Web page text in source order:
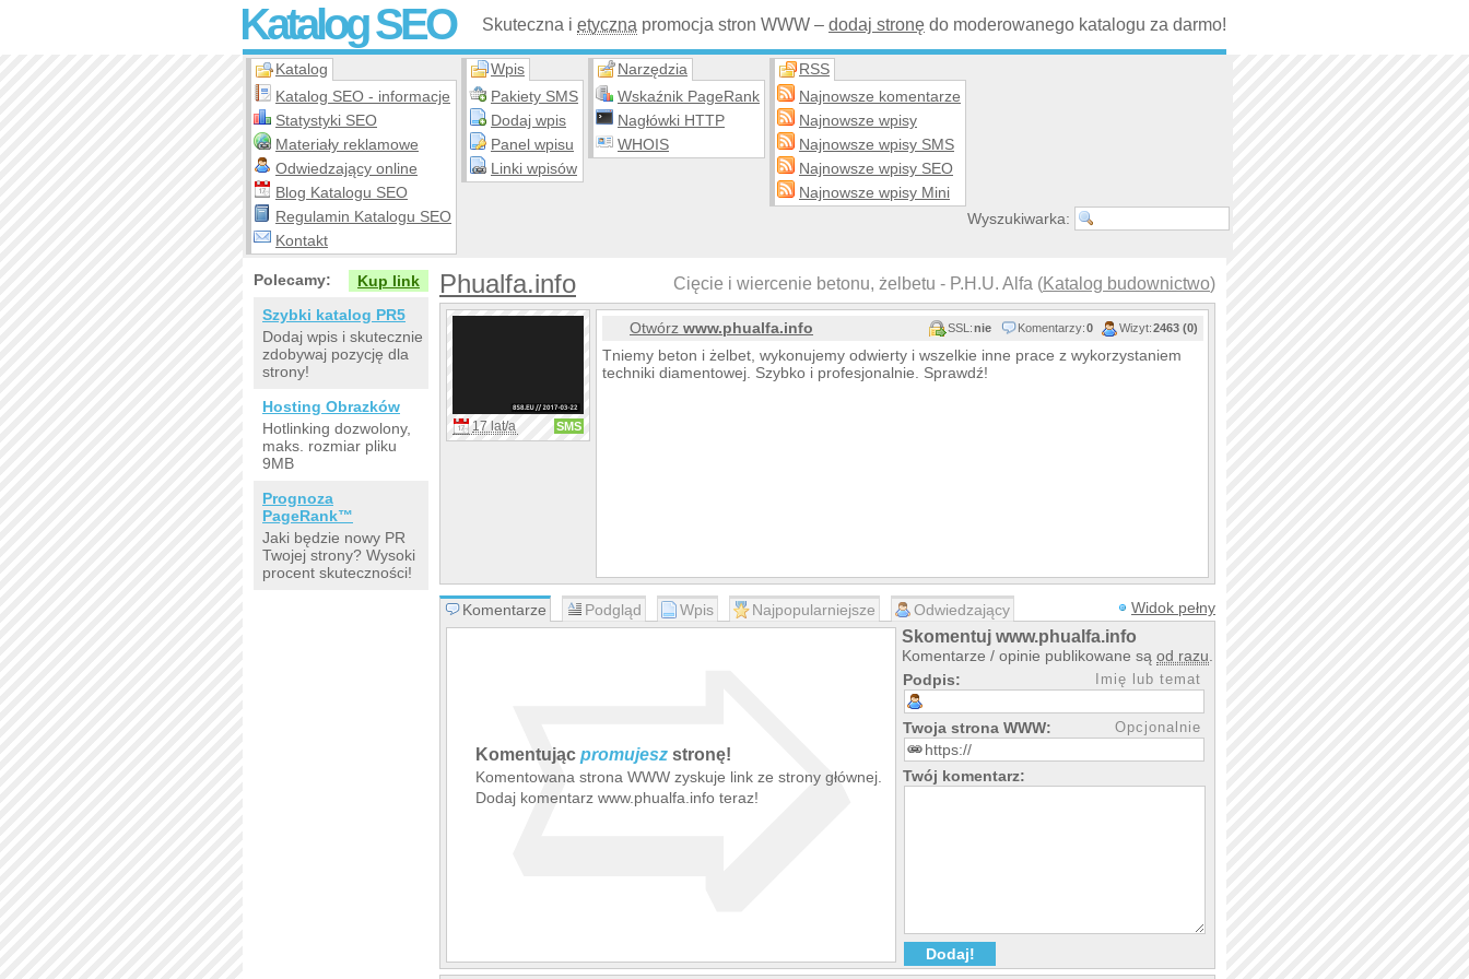
Katalog SEO Skuteczna i etyczna promocja stron WWW – dodaj stronę do moderowanego katalogu za darmo!
Katalog
Katalog SEO - informacje
Statystyki SEO
Materiały reklamowe
Odwiedzający online
Blog Katalogu SEO
Regulamin Katalogu SEO
Kontakt
Wpis
Pakiety SMS
Dodaj wpis
Panel wpisu
Linki wpisów
Narzędzia
Wskaźnik PageRank
Nagłówki HTTP
WHOIS
RSS
Najnowsze komentarze
Najnowsze wpisy
Najnowsze wpisy SMS
Najnowsze wpisy SEO
Najnowsze wpisy Mini
Wyszukiwarka:
Phualfa.info Cięcie i wiercenie betonu, żelbetu - P.H.U. Alfa (Katalog budownictwo)
17 lat/a SMS
Otwórz www.phualfa.info SSL:nie Komentarzy:0 Wizyt:2463 (0)
Tniemy beton i żelbet, wykonujemy odwierty i wszelkie inne prace z wykorzystaniem
techniki diamentowej. Szybko i profesjonalnie. Sprawdź!
Komentarze Podgląd Wpis Najpopularniejsze Odwiedzający Widok pełny
Komentując promujesz stronę!
Komentowana strona WWW zyskuje link ze strony głównej.
Dodaj komentarz www.phualfa.info teraz!
➯ Skomentuj www.phualfa.info
Komentarze / opinie publikowane są od razu
Podpis:
Imię lub temat
Twoja strona WWW: Opcjonalnie
Twój komentarz:
Polecamy:
Kup link
Szybki katalog PR5
Dodaj wpis i skutecznie
zdobywaj pozycję dla
strony!
Hosting Obrazków
Hotlinking dozwolony,
maks. rozmiar pliku
9MB
Prognoza
PageRank™
Jaki będzie nowy PR
Twojej strony? Wysoki
procent skuteczności!